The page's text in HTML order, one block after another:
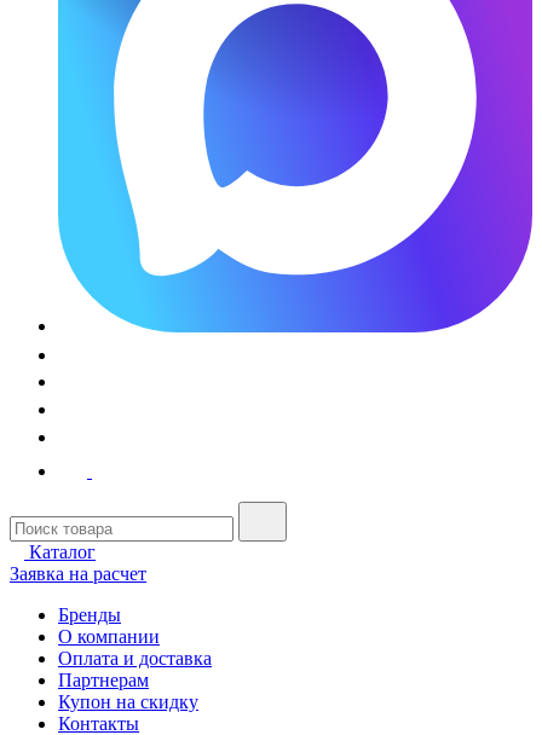
Каталог
Заявка на расчет
Бренды
О компании
Оплата и доставка
Партнерам
Купон на скидку
Контакты